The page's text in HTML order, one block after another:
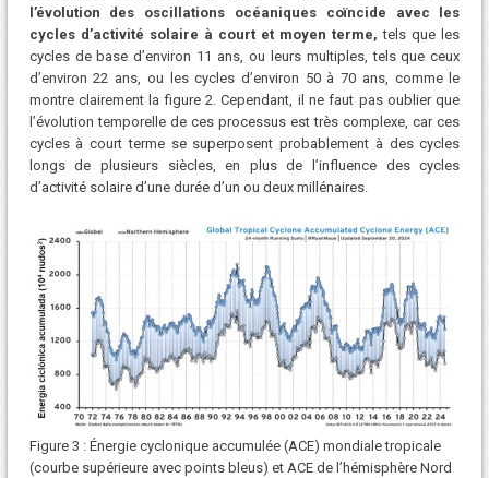
l’évolution des oscillations océaniques coïncide avec les
cycles d’activité solaire à court et moyen terme, tels que les
cycles de base d’environ 11 ans, ou leurs multiples, tels que ceux
d’environ 22 ans, ou les cycles d’environ 50 à 70 ans, comme le
montre clairement la figure 2. Cependant, il ne faut pas oublier que
l’évolution temporelle de ces processus est très complexe, car ces
cycles à court terme se superposent probablement à des cycles
longs de plusieurs siècles, en plus de l’influence des cycles
d’activité solaire d’une durée d’un ou deux millénaires.
Figure 3 : Énergie cyclonique accumulée (ACE) mondiale tropicale
(courbe supérieure avec points bleus) et ACE de l’hémisphère Nord